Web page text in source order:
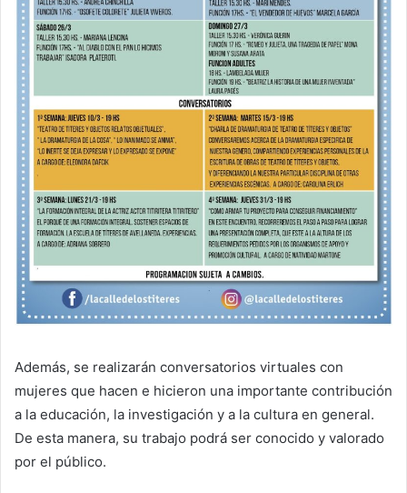
Además, se realizarán conversatorios virtuales con
mujeres que hacen e hicieron una importante contribución
a la educación, la investigación y a la cultura en general.
De esta manera, su trabajo podrá ser conocido y valorado
por el público.